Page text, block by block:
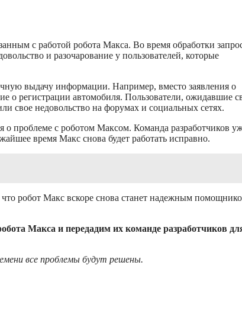
с работой робота Макса. Во время обработки
и разочарование у пользователей, которые
выдачу информации. Например, вместо заявления о
о регистрации автомобиля. Пользователи, ожидавшие
свое недовольство на форумах и социальных сетях.
о проблеме с роботом Максом. Команда разработчиков
время Макс снова будет работать исправно.
робот Макс вскоре снова станет надежным
Макса и передадим их команде разработчиков
все проблемы будут решены.